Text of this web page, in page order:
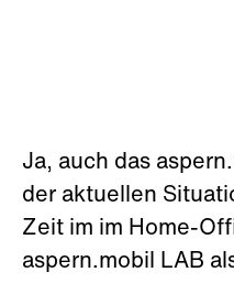
Ja, auch das
der aktuellen
Zeit im im Home-
aspern.mobil LAB